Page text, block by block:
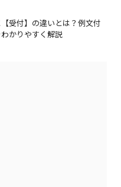
【受付】の違いとは？例文付
かりやすく解説